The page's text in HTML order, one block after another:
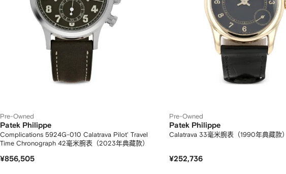
Pre-Owned
Patek Philippe
Complications 5924G-010 Calatrava Pilot' Travel
Time Chronograph 42毫米腕表（2023年典藏款）
¥856,505
Pre-Owned
Patek Philippe
Calatrava 33毫米腕表（1990年典藏款）
¥252,736